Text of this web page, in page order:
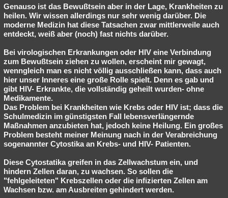
Genauso ist das Bewußtsein aber in der Lage, Krankheiten zu
heilen. Wir wissen allerdings nur sehr wenig darüber. Die
moderne Medizin hat diese Tatsachen zwar mittlerweile auch
entdeckt, weiß aber (noch) fast nichts darüber.
Bei virologischen Erkrankungen oder HIV eine Verbindung
zum Bewußtsein ziehen zu wollen, erscheint mir gewagt,
wenngleich man es nicht völlig ausschließen kann, dass auch
hier unser Inneres eine große Rolle spielt. Denn es gab und
gibt HIV- Erkrankte, die vollständig geheilt wurden- ohne
Medikamente.
Das Problem bei Krankheiten wie Krebs oder HIV ist; dass die
Schulmedizin im günstigsten Fall lebensverlängernde
Maßnahmen anzubieten hat, jedoch keine Heilung. Ein großes
Problem besteht meiner Meinung nach in der Verabreichung
sogenannter Cytostika an Krebs- und HIV- Patienten.
Diese Cytostatika greifen in das Zellwachstum ein, und
hindern Zellen daran, zu wachsen. So sollen die
"fehlgeleiteten" Krebszellen oder die infizierten Zellen am
Wachsen bzw. am Ausbreiten gehindert werden.